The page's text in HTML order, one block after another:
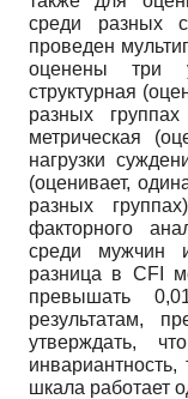
среди разных
проведен
оценены три
структурная
разных
метрическая
нагрузки
(оценивает,
разных
факторного
среди мужчин
разница в CFI
превышать
результатам,
утверждать,
шкала работает